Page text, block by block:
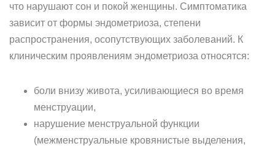
что нарушают сон и покой женщины. Симптоматика
зависит от формы эндометриоза, степени
распространения, осопутствующих заболеваний. К
клиническим проявлениям эндометриоза относятся:
боли внизу живота, усиливающиеся во время
менструации,
нарушение менструальной функции
(межменструальные кровянистые выделения,